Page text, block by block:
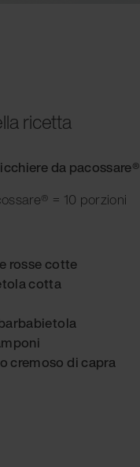
ricetta
da pacossare®
= 10 porzioni
rosse cotte
cotta
cremoso di capra